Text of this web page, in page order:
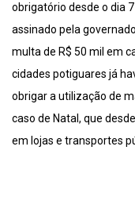
obrigatório desde o dia
assinado pela
multa de R$ 50 mil em
cidades potiguares já
obrigar a utilização de
caso de Natal, que
em lojas e transportes